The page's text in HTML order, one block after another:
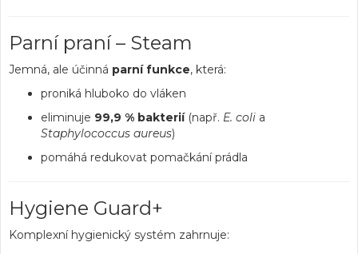
Parní praní – Steam
Jemná, ale účinná parní funkce, která:
proniká hluboko do vláken
eliminuje 99,9 % bakterií(např. E. coli a
Staphylococcus aureus)
pomáhá redukovat pomačkání prádla
Hygiene Guard+
Komplexní hygienický systém zahrnuje: